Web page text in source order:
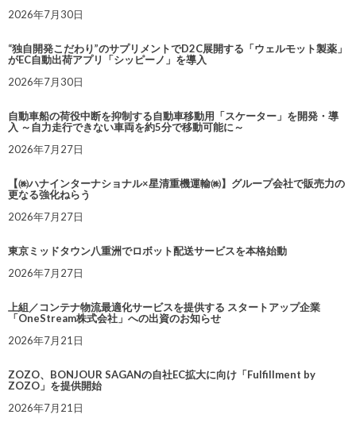
2026年7月30日
“独自開発こだわり”のサプリメントでD2C展開する「ウェルモット製薬」
がEC自動出荷アプリ「シッピーノ」を導入
2026年7月30日
自動車船の荷役中断を抑制する自動車移動用「スケーター」を開発・導
入 ～自力走行できない車両を約5分で移動可能に～
2026年7月27日
【㈱ハナインターナショナル×星清重機運輸㈱】グループ会社で販売力の
更なる強化ねらう
2026年7月27日
東京ミッドタウン八重洲でロボット配送サービスを本格始動
2026年7月27日
上組／コンテナ物流最適化サービスを提供する スタートアップ企業
「OneStream株式会社」への出資のお知らせ
2026年7月21日
ZOZO、BONJOUR SAGANの自社EC拡大に向け「Fulfillment by
ZOZO」を提供開始
2026年7月21日